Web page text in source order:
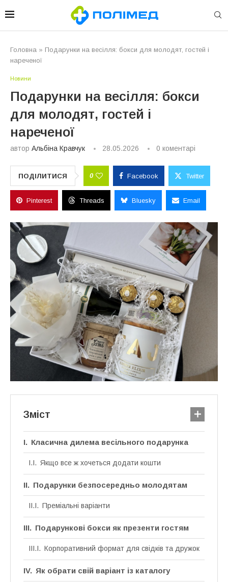
Головна » Подарунки на весілля: бокси для молодят, гостей і
нареченої
Новини
Подарунки на весілля: бокси
для молодят, гостей і
нареченої
автор Альбіна Кравчук 28.05.2026 0 коментарі
ПОДІЛИТИСЯ 0 Facebook Twitter
Pinterest Threads Bluesky Email
Зміст
Класична дилема весільного подарунка
Якщо все ж хочеться додати кошти
Подарунки безпосередньо молодятам
Преміальні варіанти
Подарункові бокси як презенти гостям
Корпоративний формат для свідків та дружок
Як обрати свій варіант із каталогу